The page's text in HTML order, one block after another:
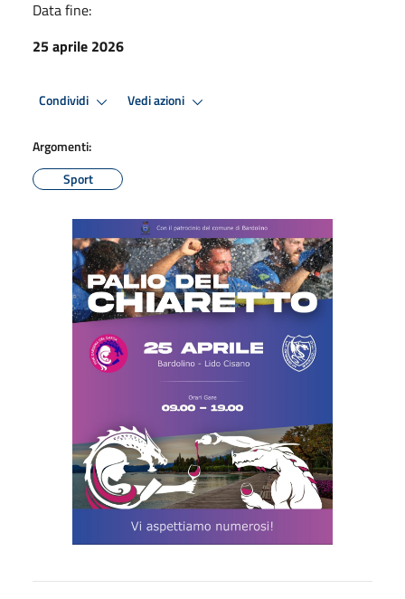
Data fine:
25 aprile 2026
Condividi Vedi azioni
Argomenti:
Sport